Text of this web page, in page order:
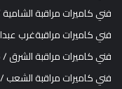
فني كاميرات مراقبة الشامية /
فني كاميرات مراقبةغرب عبدالله
فني كاميرات مراقبة الشرق / 92222535 /
فني كاميرات مراقبة الشعب / 92222535 /